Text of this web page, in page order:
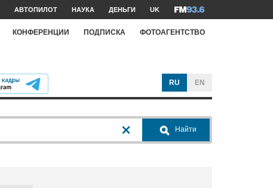
АВТОПИЛОТ НАУКА ДЕНЬГИ UK
КОНФЕРЕНЦИИ ПОДПИСКА ФОТОАГЕНТСТВО
RU EN
Найти